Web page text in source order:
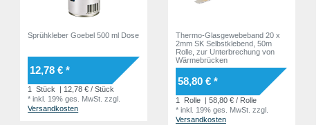
Sprühkleber Goebel 500 ml Dose
12,78 € *
1 Stück
| 12,78 € / Stück
*inkl. 19% ges. MwSt. zzgl.
Versandkosten
Thermo-Glasgewebeband 20 x
2mm SK Selbstklebend, 50m
Rolle, zur Unterbrechung von
Wärmebrücken
58,80 € *
1 Rolle | 58,80 € / Rolle
* inkl. 19% ges. MwSt. zzgl.
Versandkosten